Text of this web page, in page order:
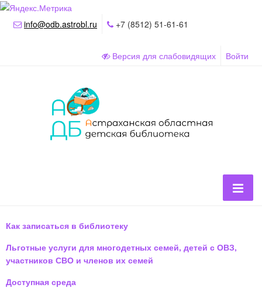
info@odb.astrobl.ru +7 (8512) 51-61-61
Версия для слабовидящих Войти
Как записаться в библиотеку
Льготные услуги для многодетных семей, детей с ОВЗ,
участников СВО и членов их семей
Доступная среда